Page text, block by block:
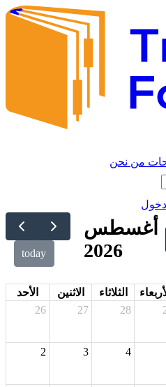
من نحن
today
أغسطس
2026
الأحد الاثنين الثلاثاء
26
27 28
2 3 4